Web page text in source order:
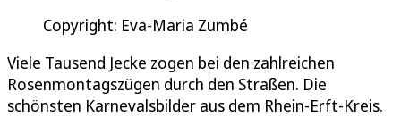
Copyright: Eva-Maria Zumbé
Viele Tausend Jecke zogen bei den zahlreichen
Rosenmontagszügen durch den Straßen. Die
schönsten Karnevalsbilder aus dem Rhein-Erft-Kreis.